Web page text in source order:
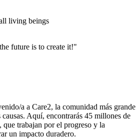
living beings
future is to create it!"
a a Care2, la comunidad más grande
Aquí, encontrarás 45 millones de
que trabajan por el progreso y la
un impacto duradero.